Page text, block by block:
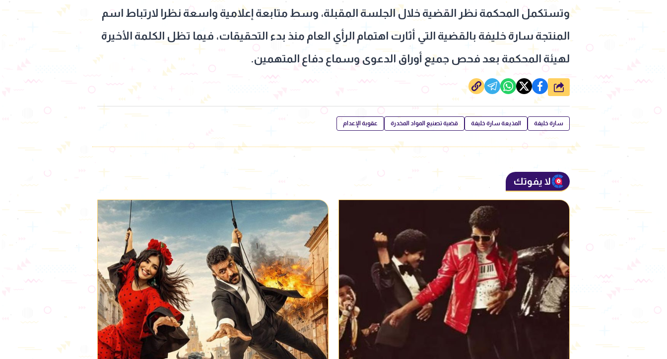
وتستكمل المحكمة نظر القضية خلال الجلسة المقبلة، وسط متابعة إعلامية واسعة نظرا لارتباط اسم
المنتجة سارة خليفة بالقضية التي أثارت اهتمام الرأي العام منذ بدء التحقيقات، فيما تظل الكلمة الأخيرة
لهيئة المحكمة بعد فحص جميع أوراق الدعوى وسماع دفاع المتهمين.
شارك
سارة خليفة المذيعة سارة خليفة قضية تصنيع المواد المخدرة عقوبة الإعدام
لا يفوتك